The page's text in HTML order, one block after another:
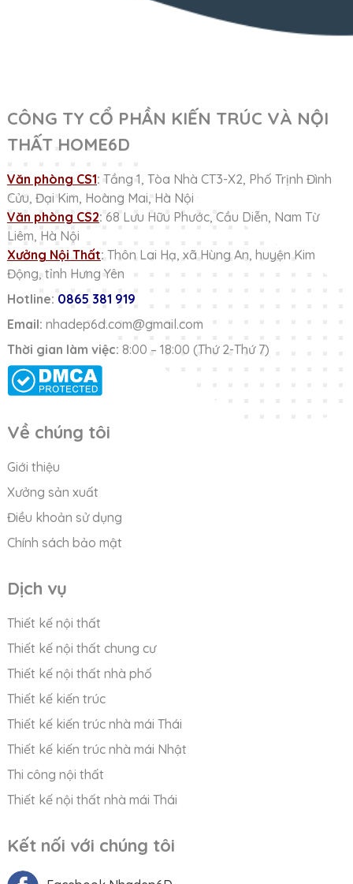
CÔNG TY CỔ PHẦN KIẾN TRÚC VÀ NỘI
THẤT HOME6D
Văn phòng CS1: Tầng 1, Tòa Nhà CT3-X2, Phố Trịnh Đình
Cửu, Đại Kim, Hoàng Mai, Hà Nội
Văn phòng CS2: 68 Lưu Hữu Phước, Cầu Diễn, Nam Từ
Liêm, Hà Nội
Xưởng Nội Thất: Thôn Lai Hạ, xã Hùng An, huyện Kim
Động, tỉnh Hưng Yên
Hotline: 0865 381 919
Email: nhadep6d.com@gmail.com
Thời gian làm việc: 8:00 – 18:00 (Thứ 2-Thứ 7)
Về chúng tôi
Giới thiệu
Xưởng sản xuất
Điều khoản sử dụng
Chính sách bảo mật
Dịch vụ
Thiết kế nội thất
Thiết kế nội thất chung cư
Thiết kế nội thất nhà phố
Thiết kế kiến trúc
Thiết kế kiến trúc nhà mái Thái
Thiết kế kiến trúc nhà mái Nhật
Thi công nội thất
Thiết kế nội thất nhà mái Thái
Kết nối với chúng tôi